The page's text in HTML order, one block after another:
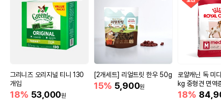
그리니즈 오리지널 티니 130
개입
18% 53,000원
[2개세트] 리얼트릿 한우 50g
15% 5,900원
로얄캐닌 독 미
kg 중형견 면역
18%